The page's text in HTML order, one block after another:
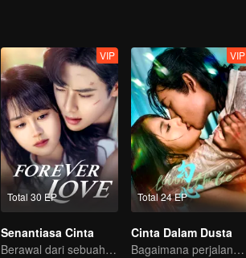
Total 30 EP
VIP
Senantiasa Cinta
Berawal dari sebuah ciuman
Total 24 EP
VIP
Cinta Dalam Dusta
Bagaimana perjalana pelukis misterius balas dendam?